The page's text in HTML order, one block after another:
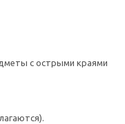
с острыми краями